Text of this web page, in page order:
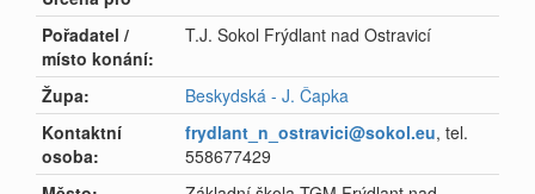
Pořadatel /
místo konání:
T.J. Sokol Frýdlant nad Ostravicí
Župa:
Beskydská - J. Čapka
Kontaktní
osoba:
frydlant_n_ostravici@sokol.eu, tel.
558677429